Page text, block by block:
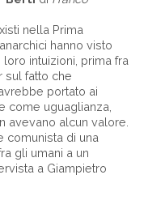
nella Prima
hanno visto
intuizioni, prima fra
sul fatto che
portato ai
come uguaglianza,
avevano alcun valore.
comunista di una
gli umani a un
a Giampietro